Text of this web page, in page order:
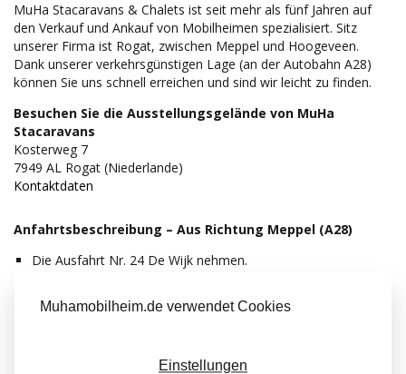
MuHa Stacaravans & Chalets ist seit mehr als fünf Jahren auf
den Verkauf und Ankauf von Mobilheimen spezialisiert. Sitz
unserer Firma ist Rogat, zwischen Meppel und Hoogeveen.
Dank unserer verkehrsgünstigen Lage (an der Autobahn A28)
können Sie uns schnell erreichen und sind wir leicht zu finden.
Besuchen Sie die Ausstellungsgelände von MuHa
Stacaravans
Kosterweg 7
7949 AL Rogat (Niederlande)
Kontaktdaten
Anfahrtsbeschreibung – Aus Richtung Meppel (A28)
Die Ausfahrt Nr. 24 De Wijk nehmen.
Auf dem Hessenweg weiterfahren.
Beim Kreisverkehr geradeaus fahren.
Nach ungefähr 300 Meter links abbiegen.
Muhamobilheim.de verwendet Cookies
Einstellungen